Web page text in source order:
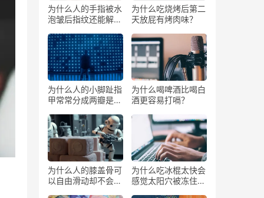
为什么人的手指被水
泡皱后指纹还能解锁
为什么吃烧烤后第二
天放屁有烤肉味？
为什么人的小脚趾指
甲常常分成两瓣是返
为什么喝啤酒比喝白
酒更容易打嗝？
为什么人的膝盖骨可
以自由滑动却不会掉
为什么吃冰棍太快会
感觉太阳穴被冻住了